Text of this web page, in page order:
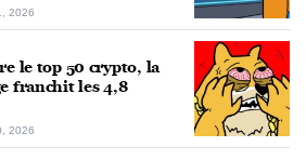
2026
le top 50 crypto, la
franchit les 4,8
2026